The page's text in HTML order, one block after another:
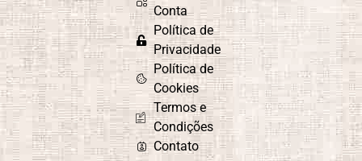
Conta
Política de
Privacidade
Política de
Cookies
Termos e
Condições
Contato